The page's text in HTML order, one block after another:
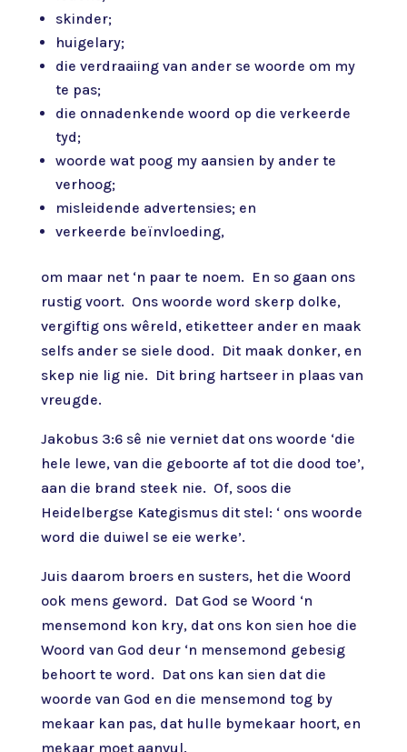
skinder;
huigelary;
die verdraaiing van ander se woorde om my
te pas;
die onnadenkende woord op die verkeerde
tyd;
woorde wat poog my aansien by ander te
verhoog;
misleidende advertensies; en
verkeerde beïnvloeding,
om maar net ‘n paar te noem. En so gaan ons
rustig voort. Ons woorde word skerp dolke,
vergiftig ons wêreld, etiketteer ander en maak
selfs ander se siele dood. Dit maak donker, en
skep nie lig nie. Dit bring hartseer in plaas van
vreugde.
Jakobus 3:6 sê nie verniet dat ons woorde ‘die
hele lewe, van die geboorte af tot die dood toe’,
aan die brand steek nie. Of, soos die
Heidelbergse Kategismus dit stel: ‘ ons woorde
word die duiwel se eie werke’.
Juis daarom broers en susters, het die Woord
ook mens geword. Dat God se Woord ‘n
mensemond kon kry, dat ons kon sien hoe die
Woord van God deur ‘n mensemond gebesig
behoort te word. Dat ons kan sien dat die
woorde van God en die mensemond tog by
mekaar kan pas, dat hulle bymekaar hoort, en
mekaar moet aanvul.